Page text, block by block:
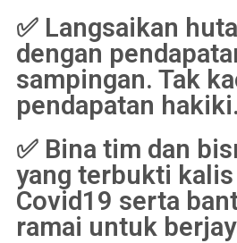
✅ Langsaikan
dengan
sampingan. Tak
pendapatan
✅ Bina tim dan
yang terbukti
Covid19 serta
ramai untuk